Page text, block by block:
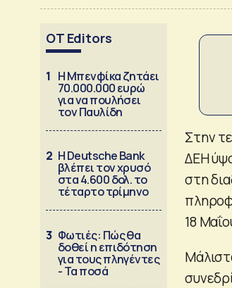
OT Editors
1 Η Μπενφίκα ζητάει
70.000.000 ευρώ
για να πουλήσει
τον Παυλίδη
2 Η Deutsche Bank
βλέπει τον χρυσό
στα 4.600 δολ. το
τέταρτο τρίμηνο
3 Φωτιές: Πώς θα
δοθεί η επιδότηση
για τους πληγέντες
- Τα ποσά
Στην
ΔΕΗ
στη
18